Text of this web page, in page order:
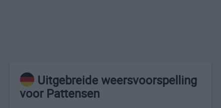
Uitgebreide weersvoorspelling
voor Pattensen